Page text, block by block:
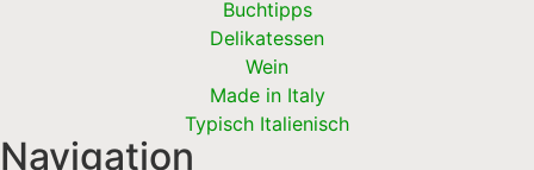
Buchtipps
Delikatessen
Wein
Made in Italy
Typisch Italienisch
Navigation